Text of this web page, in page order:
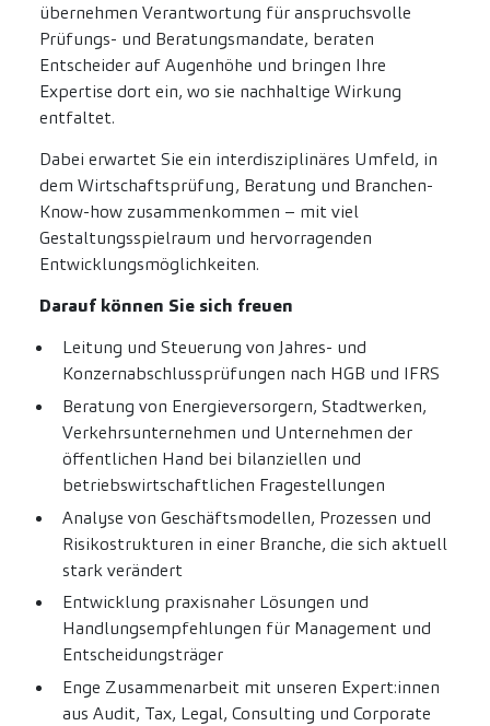
übernehmen Verantwortung für anspruchsvolle
Prüfungs- und Beratungsmandate, beraten
Entscheider auf Augenhöhe und bringen Ihre
Expertise dort ein, wo sie nachhaltige Wirkung
entfaltet.
Dabei erwartet Sie ein interdisziplinäres Umfeld, in
dem Wirtschaftsprüfung, Beratung und Branchen-
Know-how zusammenkommen – mit viel
Gestaltungsspielraum und hervorragenden
Entwicklungsmöglichkeiten.
Darauf können Sie sich freuen
Leitung und Steuerung von Jahres- und
Konzernabschlussprüfungen nach HGB und IFRS
Beratung von Energieversorgern, Stadtwerken,
Verkehrsunternehmen und Unternehmen der
öffentlichen Hand bei bilanziellen und
betriebswirtschaftlichen Fragestellungen
Analyse von Geschäftsmodellen, Prozessen und
Risikostrukturen in einer Branche, die sich aktuell
stark verändert
Entwicklung praxisnaher Lösungen und
Handlungsempfehlungen für Management und
Entscheidungsträger
Enge Zusammenarbeit mit unseren Expert:innen
aus Audit, Tax, Legal, Consulting und Corporate